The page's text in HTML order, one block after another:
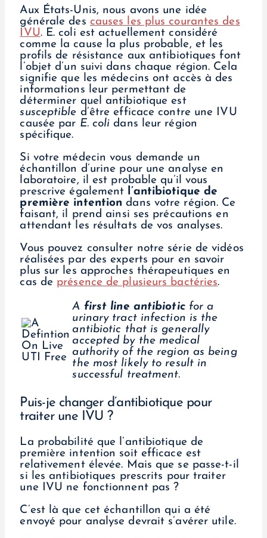
Aux États-Unis, nous avons une idée
générale des causes les plus courantes des
IVU. E. coli est actuellement considéré
comme la cause la plus probable, et les
profils de résistance aux antibiotiques font
l’objet d’un suivi dans chaque région. Cela
signifie que les médecins ont accès à des
informations leur permettant de
déterminer quel antibiotique est
susceptible d’être efficace contre une IVU
causée par E. coli dans leur région
spécifique.
Si votre médecin vous demande un
échantillon d’urine pour une analyse en
laboratoire, il est probable qu’il vous
prescrive également l’antibiotique de
première intention dans votre région. Ce
faisant, il prend ainsi ses précautions en
attendant les résultats de vos analyses.
Vous pouvez consulter notre série de vidéos
réalisées par des experts pour en savoir
plus sur les approches thérapeutiques en
cas de présence de plusieurs bactéries.
A first line antibioticfor a
urinary tract infection is the
antibiotic that is generally
accepted by the medical
authority of the region as being
the most likely to result in
successful treatment.
Puis-je changer d’antibiotique pour
traiter une IVU ?
La probabilité que l’antibiotique de
première intention soit efficace est
relativement élevée. Mais que se passe-t-il
si les antibiotiques prescrits pour traiter
une IVU ne fonctionnent pas ?
C’est là que cet échantillon qui a été
envoyé pour analyse devrait s’avérer utile.